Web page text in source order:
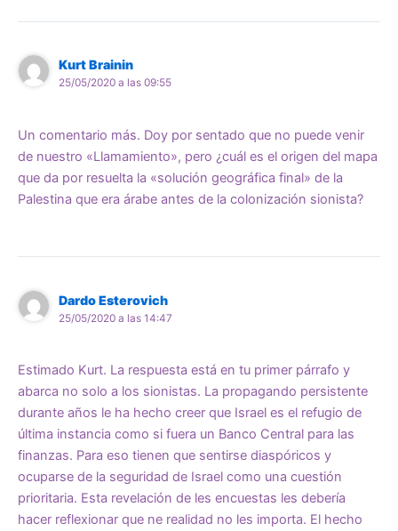
Kurt Brainin
25/05/2020 a las 09:55
Un comentario más. Doy por sentado que no puede venir
de nuestro «Llamamiento», pero ¿cuál es el origen del mapa
que da por resuelta la «solución geográfica final» de la
Palestina que era árabe antes de la colonización sionista?
Dardo Esterovich
25/05/2020 a las 14:47
Estimado Kurt. La respuesta está en tu primer párrafo y
abarca no solo a los sionistas. La propagando persistente
durante años le ha hecho creer que Israel es el refugio de
última instancia como si fuera un Banco Central para las
finanzas. Para eso tienen que sentirse diaspóricos y
ocuparse de la seguridad de Israel como una cuestión
prioritaria. Esta revelación de les encuestas les debería
hacer reflexionar que ne realidad no les importa. El hecho